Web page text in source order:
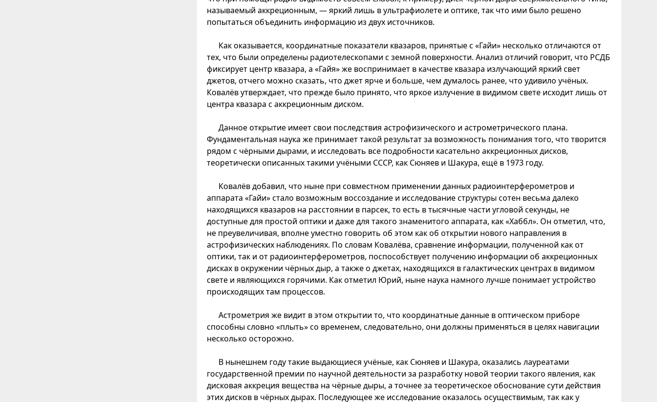
называемый аккреционным, — яркий лишь в ультрафиолете и оптике, так что ими было решено
попытаться объединить информацию из двух источников.
Как оказывается, координатные показатели квазаров, принятые с «Гайи» несколько отличаются от
тех, что были определены радиотелескопами с земной поверхности. Анализ отличий говорит, что РСДБ
фиксирует центр квазара, а «Гайя» же воспринимает в качестве квазара излучающий яркий свет
джетов, отчего можно сказать, что джет ярче и больше, чем думалось ранее, что удивило учёных.
Ковалёв утверждает, что прежде было принято, что яркое излучение в видимом свете исходит лишь от
центра квазара с аккреционным диском.
Данное открытие имеет свои последствия астрофизического и астрометрического плана.
Фундаментальная наука же принимает такой результат за возможность понимания того, что творится
рядом с чёрными дырами, и исследовать все подробности касательно аккреционных дисков,
теоретически описанных такими учёными СССР, как Сюняев и Шакура, ещё в 1973 году.
Ковалёв добавил, что ныне при совместном применении данных радиоинтерферометров и
аппарата «Гайи» стало возможным воссоздание и исследование структуры сотен весьма далеко
находящихся квазаров на расстоянии в парсек, то есть в тысячные части угловой секунды, не
доступные для простой оптики и даже для такого знаменитого аппарата, как «Хаббл». Он отметил, что,
не преувеличивая, вполне уместно говорить об этом как об открытии нового направления в
астрофизических наблюдениях. По словам Ковалёва, сравнение информации, полученной как от
оптики, так и от радиоинтерферометров, поспособствует получению информации об аккреционных
дисках в окружении чёрных дыр, а также о джетах, находящихся в галактических центрах в видимом
свете и являющихся горячими. Как отметил Юрий, ныне наука намного лучше понимает устройство
происходящих там процессов.
Астрометрия же видит в этом открытии то, что координатные данные в оптическом приборе
способны словно «плыть» со временем, следовательно, они должны применяться в целях навигации
несколько осторожно.
В нынешнем году такие выдающиеся учёные, как Сюняев и Шакура, оказались лауреатами
государственной премии по научной деятельности за разработку новой теории такого явления, как
дисковая аккреция вещества на чёрные дыры, а точнее за теоретическое обоснование сути действия
этих дисков в чёрных дырах. Последующее же исследование оказалось осуществимым, так как у